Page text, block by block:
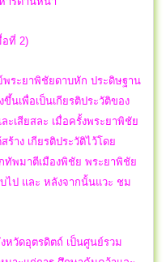
อที่ 2)
พระยาพิชัยดาบหัก ประดิษฐาน
นเพื่อเป็นเกียรติประวัติของ
เสียสละ เมื่อครั้งพระยาพิชัย
าง เกียรติประวัติไว้โดย
ทัพมาตีเมืองพิชัย พระยาพิชัย
ป และ หลังจากนั้นแวะ ชม
หวัดอุตรดิตถ์ เป็นศูนย์รวม